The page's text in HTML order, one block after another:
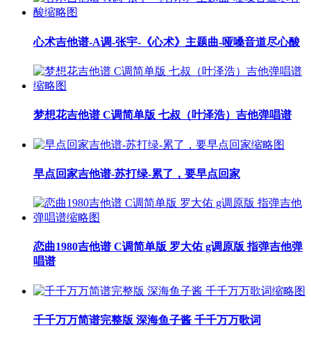
心术吉他谱-A调-张宇-《心术》主题曲-哑嗓音道尽心酸
梦想花吉他谱 C调简单版 七叔（叶泽浩）吉他弹唱谱
早点回家吉他谱-苏打绿-累了，要早点回家
恋曲1980吉他谱 C调简单版 罗大佑 g调原版 指弹吉他弹
唱谱
千千万万简谱完整版 深海鱼子酱 千千万万歌词